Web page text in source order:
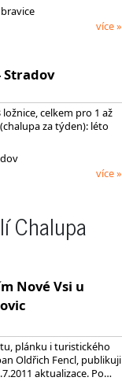
více »
Stradov
celkem pro 1 až
za týden): léto
více »
Chalupa
Nové Vsi u
plánku i turistického
Oldřich Fencl, publikuji
aktualizace. Po…